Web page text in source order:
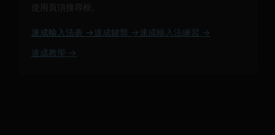
使用頁頂搜尋框。
速成輸入法表 → 速成鍵盤 → 速成輸入法練習 →
速成教學 →